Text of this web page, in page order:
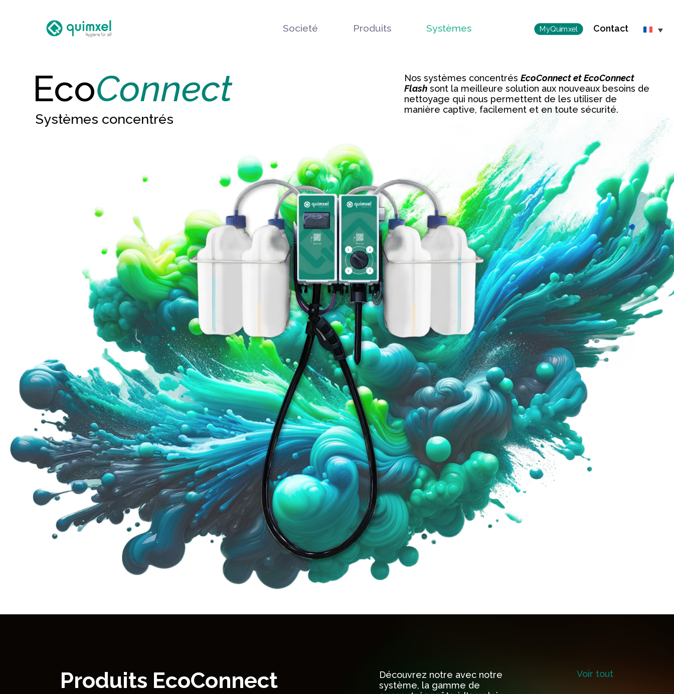
Societé Produits Systèmes MyQuimxel Contact
EcoConnect
Systèmes concentrés
Nos systèmes concentrésEcoConnect et EcoConnect
Flash sont la meilleure solution aux nouveaux besoins de
nettoyage qui nous permettent de les utiliser de
manière captive, facilement et en toute sécurité.
Produits EcoConnect
Découvrez notre avec notre
système, la gamme de
Voir tout